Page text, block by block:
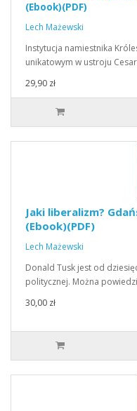
(Ebook)(PDF)
Lech Mażewski
Instytucja namiestnika
unikatowym w ustroju
29,90 zł
Jaki liberalizm?
(Ebook)(PDF)
Lech Mażewski
Donald Tusk jest od
politycznej. Można
30,00 zł